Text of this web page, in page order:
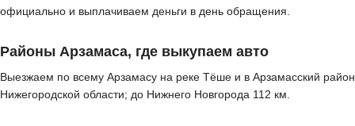
официально и выплачиваем деньги в день обращения.
Районы Арзамаса, где выкупаем авто
Выезжаем по всему Арзамасу на реке Тёше и в Арзамасский район
Нижегородской области; до Нижнего Новгорода 112 км.